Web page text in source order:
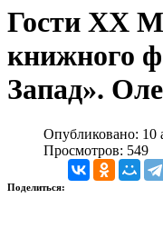
Гости XX
книжного
Запад».
Опубликовано: 10
Просмотров: 549
Поделиться: